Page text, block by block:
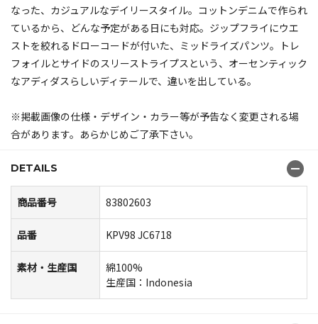
なった、カジュアルなデイリースタイル。コットンデニムで作られ
ているから、どんな予定がある日にも対応。ジップフライにウエ
ストを絞れるドローコードが付いた、ミッドライズパンツ。トレ
フォイルとサイドのスリーストライプスという、オーセンティック
なアディダスらしいディテールで、違いを出している。
※掲載画像の仕様・デザイン・カラー等が予告なく変更される場
合があります。あらかじめご了承下さい。
DETAILS
商品番号 83802603
品番 KPV98 JC6718
素材・生産国
綿100%
生産国：Indonesia